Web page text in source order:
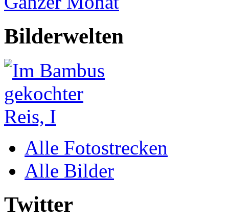
Bilderwelten
Alle Fotostrecken
Alle Bilder
Twitter